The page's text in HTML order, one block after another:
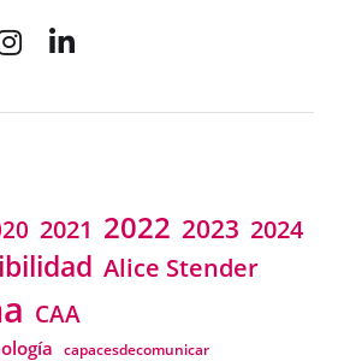
2021 2022 2023 2024
Alice Stender
CAA
capacesdecomunicar